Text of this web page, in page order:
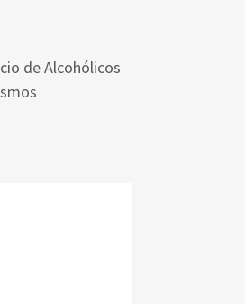
de Alcohólicos